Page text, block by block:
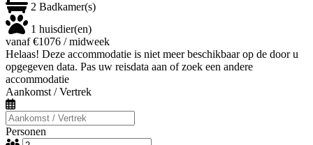
2 Badkamer(s)
1 huisdier(en)
vanaf €1076 / midweek
Helaas! Deze accommodatie is niet meer beschikbaar op de door u
opgegeven data. Pas uw reisdata aan of zoek een andere
accommodatie
Aankomst / Vertrek
Personen